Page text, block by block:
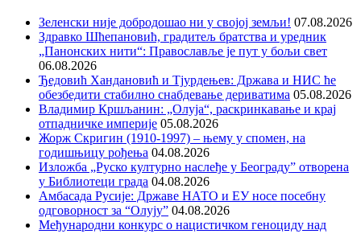
Зеленски није добродошао ни у својој земљи! 07.08.2026
Здравко Шћепановић, градитељ братства и уредник
„Панонских нити“: Православље је пут у бољи свет
06.08.2026
Ђедовић Хандановић и Тјурдењев: Држава и НИС ће
обезбедити стабилно снабдевање дериватима 05.08.2026
Владимир Кршљанин: „Олуја“, раскринкавање и крај
отпадничке империје 05.08.2026
Жорж Скригин (1910-1997) – њему у спомен, на
годишњицу рођења 04.08.2026
Изложба „Руско културно наслеђе у Београду” отворена
у Библиотеци града 04.08.2026
Амбасада Русије: Државе НАТО и ЕУ носе посебну
одговорност за “Олују” 04.08.2026
Међународни конкурс о нацистичком геноциду над